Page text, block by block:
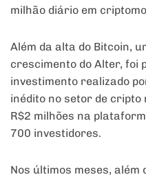
milhão diário em
Além da alta do Bitcoin,
crescimento do Alter, foi
investimento realizado
inédito no setor de cripto
R$2 milhões na
700 investidores.
Nos últimos meses,